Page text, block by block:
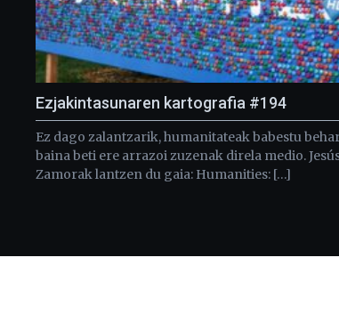
Ezjakintasunaren kartografia #194
Ez dago zalantzarik, humanitateak babestu
baina beti ere arrazoi zuzenak direla medio.
Zamorak lantzen du gaia: Humanities: […]